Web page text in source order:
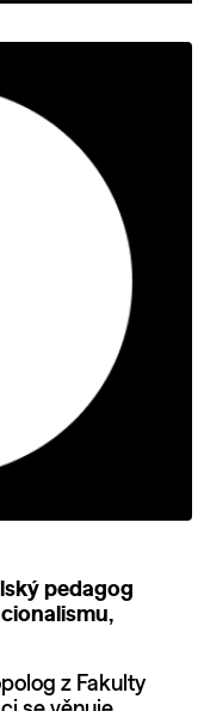
pedagog
z Fakulty